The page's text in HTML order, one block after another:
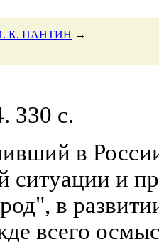
К. ПАНТИН →
330 с.
в
ситуации и
в
всего